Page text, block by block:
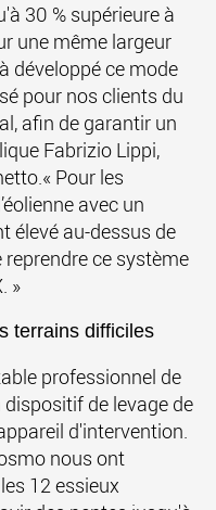
30 % supérieure à
une même largeur
développé ce mode
pour nos clients du
afin de garantir un
Fabrizio Lippi,
Pour les
avec un
élevé au-dessus de
ce système
»
terrains difficiles
professionnel de
de levage de
d'intervention.
nous ont
12 essieux